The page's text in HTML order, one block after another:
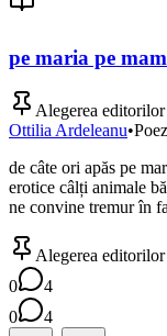
pe maria pe
Alegerea editorilor
Ottilia Ardeleanu•
de câte ori apăs pe
erotice câlți animale
ne convine tremur în
Alegerea editorilor
0
4
0
4